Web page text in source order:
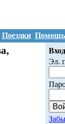
Поездки Помощь
Эл.